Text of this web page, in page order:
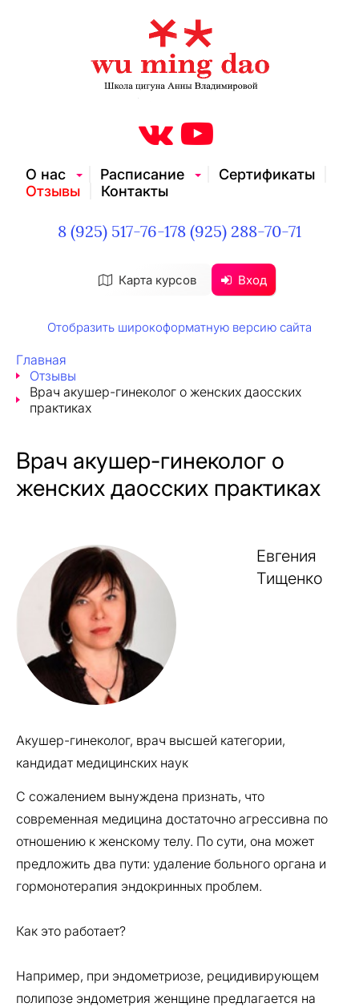
О нас Расписание
Сертификаты
Отзывы
Контакты
Карта курсов Вход
8 (925) 517-76-178 (925) 288-70-71
Отобразить широкоформатную версию сайта
Главная
Отзывы
Врач акушер-гинеколог о женских даосских
практиках
Врач акушер-гинеколог о
женских даосских практиках
Евгения
Тищенко
Акушер-гинеколог, врач высшей категории,
кандидат медицинских наук
С сожалением вынуждена признать, что
современная медицина достаточно агрессивна по
отношению к женскому телу. По сути, она может
предложить два пути: удаление больного органа и
гормонотерапия эндокринных проблем.
Как это работает?
Например, при эндометриозе, рецидивирующем
полипозе эндометрия женщине предлагается на